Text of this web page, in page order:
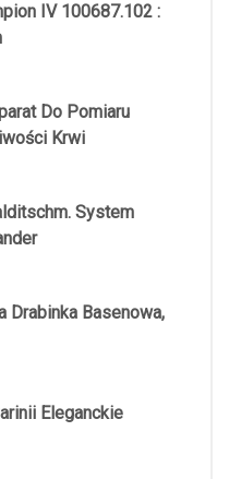
IV 100687.102 :
Do Pomiaru
Krwi
System
Drabinka Basenowa,
Eleganckie